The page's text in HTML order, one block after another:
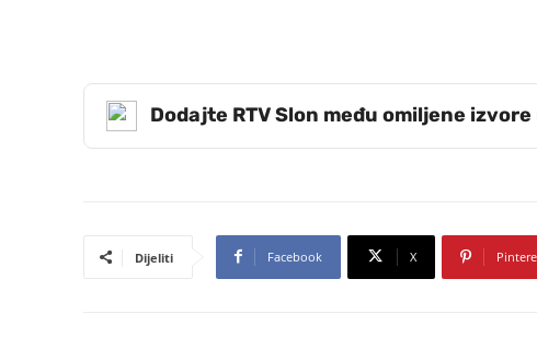
Dodajte RTV Slon među omiljene izvore
Dijeliti Facebook X